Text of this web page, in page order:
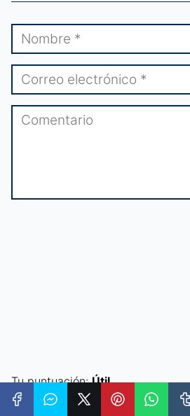
Tu puntuación:Útil